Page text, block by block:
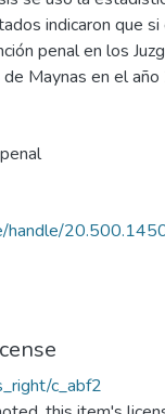
indicaron que
penal en los
Maynas en el
handle/